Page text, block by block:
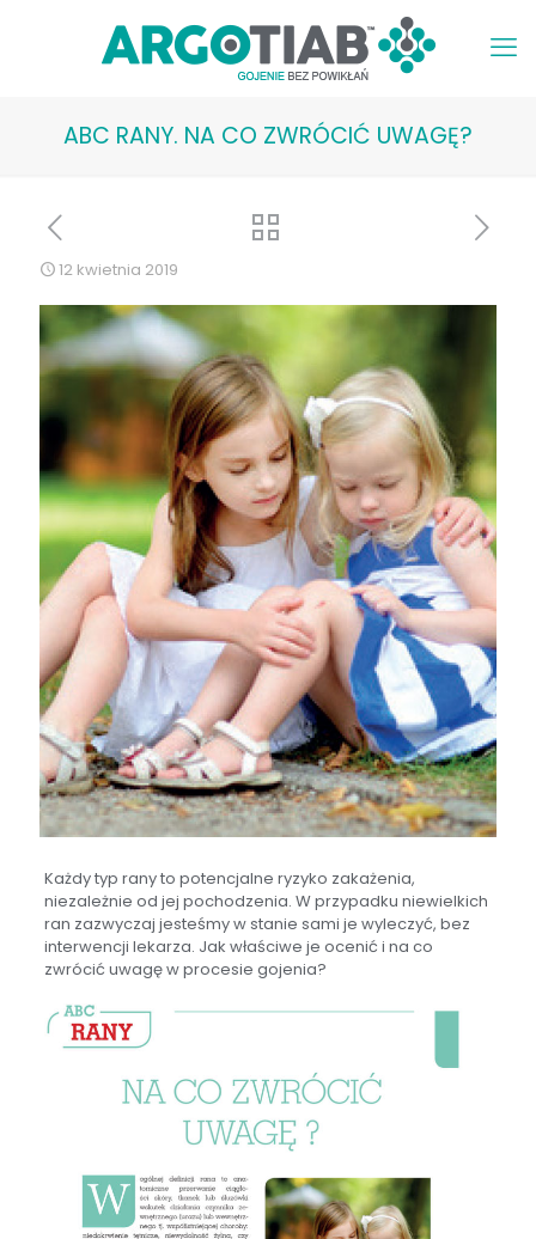
ABC RANY. NA CO ZWRÓCIĆ UWAGĘ?
12 kwietnia 2019
Każdy typ rany to potencjalne ryzyko zakażenia,
niezależnie od jej pochodzenia. W przypadku niewielkich
ran zazwyczaj jesteśmy w stanie sami je wyleczyć, bez
interwencji lekarza. Jak właściwe je ocenić i na co
zwrócić uwagę w procesie gojenia?